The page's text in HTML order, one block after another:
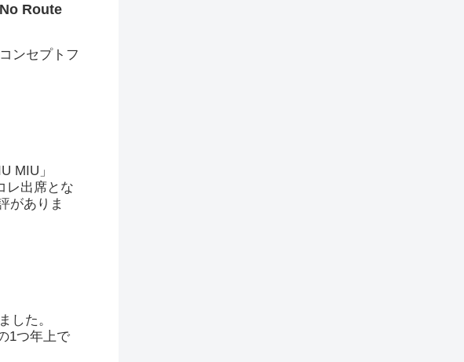
Route
ンセプトフ
MIU」
レ出席とな
がありま
した。
1つ年上で